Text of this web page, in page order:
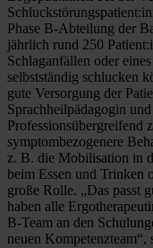
Phase B-Abteilung der
jährlich rund 250
Schlaganfällen oder
selbstständig schlucken
gute Versorgung der
Sprachheilpädagogin
Professionsübergreifend
symptombezogenere
z. B. die Mobilisation in
beim Essen und Trinken
große Rolle. „Das passt
haben alle
B-Team an den
neuen